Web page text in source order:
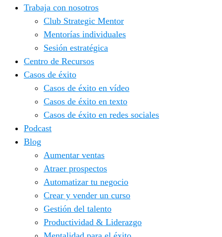
Trabaja con nosotros
Club Strategic Mentor
Mentorías individuales
Sesión estratégica
Centro de Recursos
Casos de éxito
Casos de éxito en vídeo
Casos de éxito en texto
Casos de éxito en redes sociales
Podcast
Blog
Aumentar ventas
Atraer prospectos
Automatizar tu negocio
Crear y vender un curso
Gestión del talento
Productividad & Liderazgo